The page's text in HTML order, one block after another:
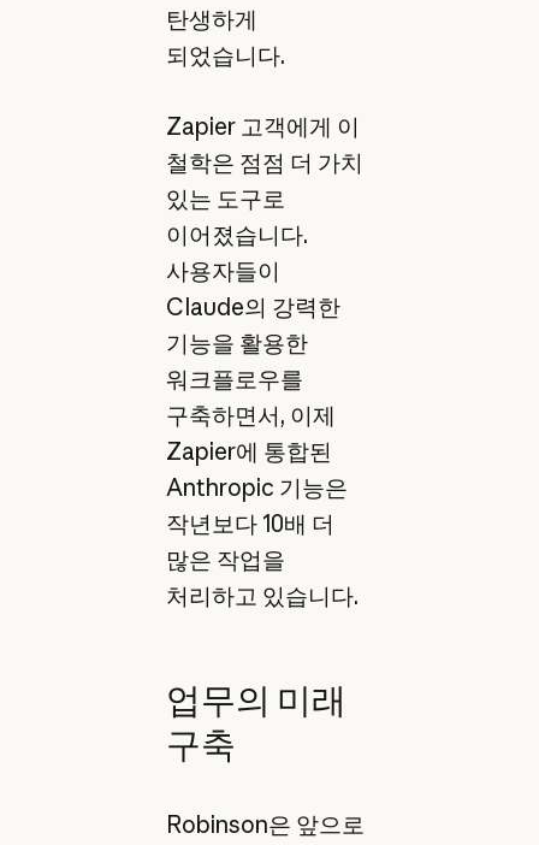
탄생하게
되었습니다.
Zapier 고객에게 이
철학은 점점 더 가치
있는 도구로
이어졌습니다.
사용자들이
Claude의 강력한
기능을 활용한
워크플로우를
구축하면서, 이제
Zapier에 통합된
Anthropic 기능은
작년보다 10배 더
많은 작업을
처리하고 있습니다.
업무의 미래
구축
Robinson은 앞으로